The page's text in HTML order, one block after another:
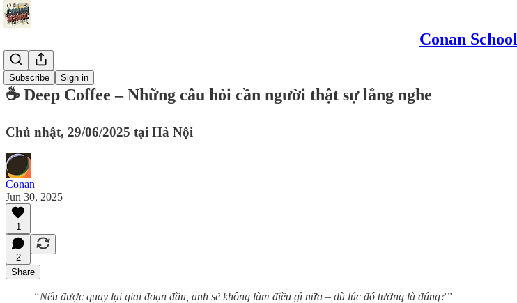
Conan School
Subscribe Sign in
Events
☕ Deep Coffee – Những câu hỏi cần người thật sự lắng nghe
Chủ nhật, 29/06/2025 tại Hà Nội
Conan
Jun 30, 2025
1
2
Share
“Nếu được quay lại giai đoạn đầu, anh sẽ không làm điều gì nữa – dù lúc đó tưởng là đúng?”